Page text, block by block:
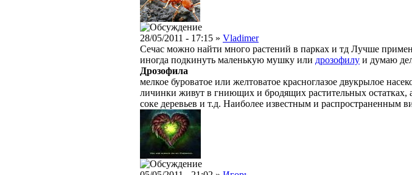
28/05/2011 - 17:15 » Vladimer
Сечас можно найти много растений в парках и тд Лучше
иногда подкинуть маленькую мушку или дрозофилу и думаю
Дрозофила
мелкое буроватое или желтоватое красноглазое двукрылое
личинки живут в гниющих и бродящих растительных
соке деревьев и т.д. Наиболее известным и распространенным